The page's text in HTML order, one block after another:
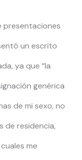
presentaciones
un escrito
ya que “la
genérica
de mi sexo, no
de residencia,
me